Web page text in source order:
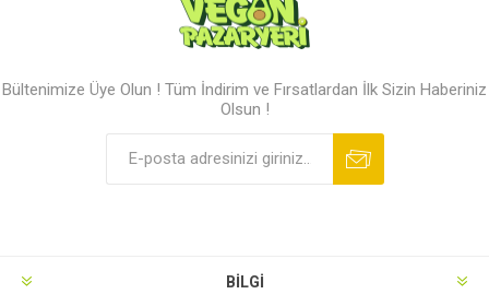
Bültenimize Üye Olun ! Tüm İndirim ve Fırsatlardan İlk Sizin Haberiniz
Olsun !
BILGI